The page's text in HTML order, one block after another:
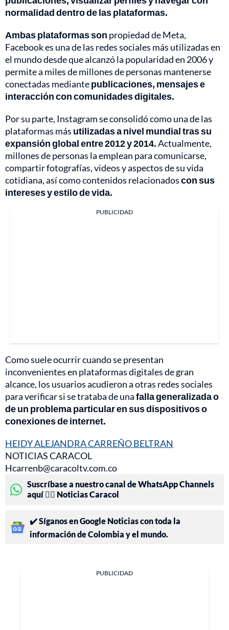
normalidad dentro de las plataformas.
Ambas plataformas son propiedad de Meta,
Facebook es una de las redes sociales más utilizadas en
el mundo desde que alcanzó la popularidad en 2006 y
permite a miles de millones de personas mantenerse
conectadas mediantepublicaciones, mensajes e
interacción con comunidades digitales.
Por su parte, Instagram se consolidó como una de las
plataformas más utilizadas a nivel mundial tras su
expansión global entre 2012 y 2014.Actualmente,
millones de personas la emplean para comunicarse,
compartir fotografías, videos y aspectos de su vida
cotidiana, así como contenidos relacionadoscon sus
intereses y estilo de vida.
PUBLICIDAD
Como suele ocurrir cuando se presentan
inconvenientes en plataformas digitales de gran
alcance, los usuarios acudieron a otras redes sociales
para verificar si se trataba de unafalla generalizada o
de un problema particular en sus dispositivos o
conexiones de internet.
HEIDY ALEJANDRA CARREÑO BELTRAN
NOTICIAS CARACOL
Hcarrenb@caracoltv.com.co
Suscríbase a nuestro canal de WhatsApp Channels
aquí 👉🏻 Noticias Caracol
✔️ Síganos en Google Noticias con toda la
información de Colombia y el mundo.
PUBLICIDAD